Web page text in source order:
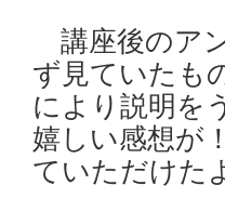
講座後のア
ず見ていたも
により説明を
嬉しい感想が
ていただけた